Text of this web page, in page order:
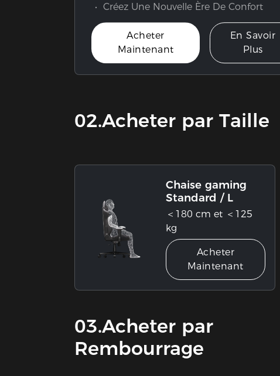
Créez Une Nouvelle Ère De Confort
Acheter
Maintenant
En Savoir
Plus
02.Acheter par Taille
Chaise gaming
Standard / L
＜180 cm et ＜125
kg
Acheter
Maintenant
03.Acheter par
Rembourrage